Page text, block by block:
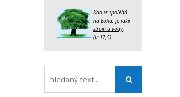
Kdo se spoléhá
na Boha, je jako
strom u vody.
(Jr 17,5)